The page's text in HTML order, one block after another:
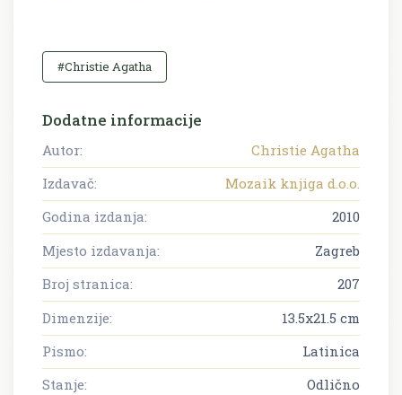
#Christie Agatha
Dodatne informacije
Autor:
Christie Agatha
Izdavač:
Mozaik knjiga d.o.o.
Godina izdanja:
2010
Mjesto izdavanja:
Zagreb
Broj stranica:
207
Dimenzije:
13.5x21.5 cm
Pismo:
Latinica
Stanje:
Odlično